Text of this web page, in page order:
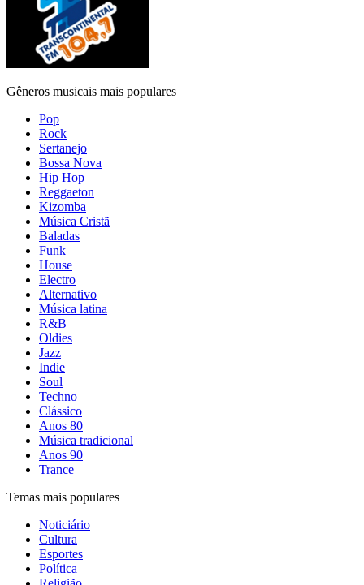
Gêneros musicais mais populares
Pop
Rock
Sertanejo
Bossa Nova
Hip Hop
Reggaeton
Kizomba
Música Cristã
Baladas
Funk
House
Electro
Alternativo
Música latina
R&B
Oldies
Jazz
Indie
Soul
Techno
Clássico
Anos 80
Música tradicional
Anos 90
Trance
Temas mais populares
Noticiário
Cultura
Esportes
Política